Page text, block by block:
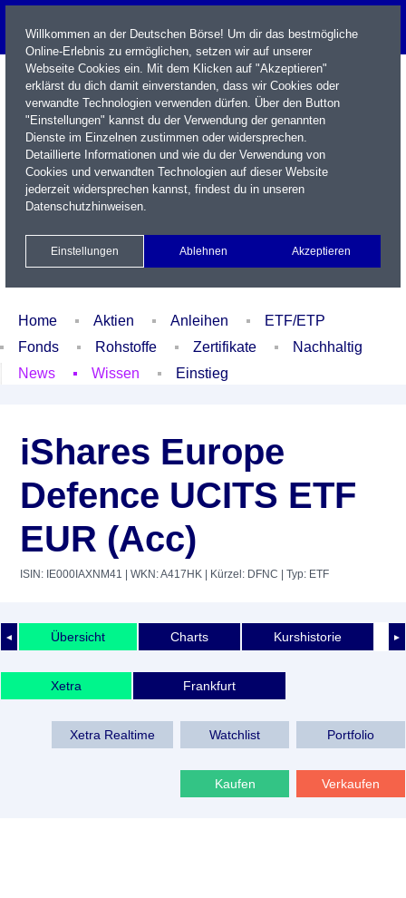
Name / WKN / ISIN / Kürzel
Xetra Realtime
Watchlist Portfolio Login
Home Aktien Anleihen
ETF/ETP
Fonds
Rohstoffe Zertifikate
Nachhaltig
News
Wissen Einstieg
iShares Europe
Defence UCITS ETF
EUR (Acc)
ISIN: IE000IAXNM41 | WKN: A417HK | Kürzel: DFNC | Typ: ETF
◄ ►
Übersicht Charts Kurshistorie
Xetra Frankfurt
Xetra Realtime Watchlist Portfolio
Kaufen Verkaufen
Willkommen an der Deutschen Börse! Um dir das bestmögliche
Online-Erlebnis zu ermöglichen, setzen wir auf unserer
Webseite Cookies ein. Mit dem Klicken auf "Akzeptieren"
erklärst du dich damit einverstanden, dass wir Cookies oder
verwandte Technologien verwenden dürfen. Über den Button
"Einstellungen" kannst du der Verwendung der genannten
Dienste im Einzelnen zustimmen oder widersprechen.
Detaillierte Informationen und wie du der Verwendung von
Cookies und verwandten Technologien auf dieser Website
jederzeit widersprechen kannst, findest du in unseren
Datenschutzhinweisen.
Einstellungen Ablehnen Akzeptieren